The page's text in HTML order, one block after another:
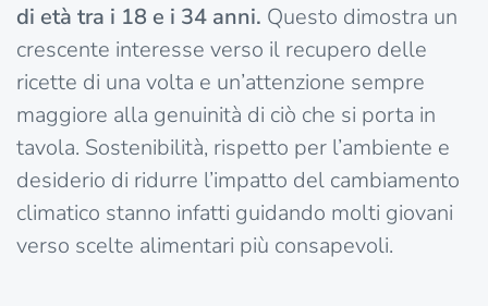
di età tra i 18 e i 34 anni. Questo dimostra un
crescente interesse verso il recupero delle
ricette di una volta e un’attenzione sempre
maggiore alla genuinità di ciò che si porta in
tavola. Sostenibilità, rispetto per l’ambiente e
desiderio di ridurre l’impatto del cambiamento
climatico stanno infatti guidando molti giovani
verso scelte alimentari più consapevoli.